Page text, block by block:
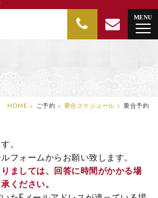
MENU
草の屋形船 船宿釣新
HOME ご予約 乗合スケジュール 乗合予約
。
フォームからお願い致します。
ましては、回答に時間がかかる場
ください。